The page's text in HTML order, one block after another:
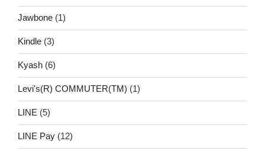
Jawbone (1)
Kindle (3)
Kyash (6)
Levi's(R) COMMUTER(TM) (1)
LINE (5)
LINE Pay (12)